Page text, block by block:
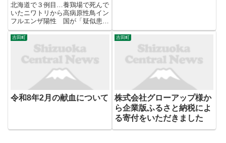
北海道で３例目…養鶏場で死んで
いたニワトリから高病原性鳥イン
フルエンザ陽性 国が「疑似患
畜」と判定し約6300羽殺処分
へ 北海道由仁町 ニセ電話詐欺
被害 過去最悪の約５１億円 ８
割以上がオレオレ詐欺”ニセの逮
捕状を提示”増加 警察が注意呼
吉田町
令和8年2月の献血について
吉田町
株式会社グローアップ様か
ら企業版ふるさと納税によ
る寄付をいただきました